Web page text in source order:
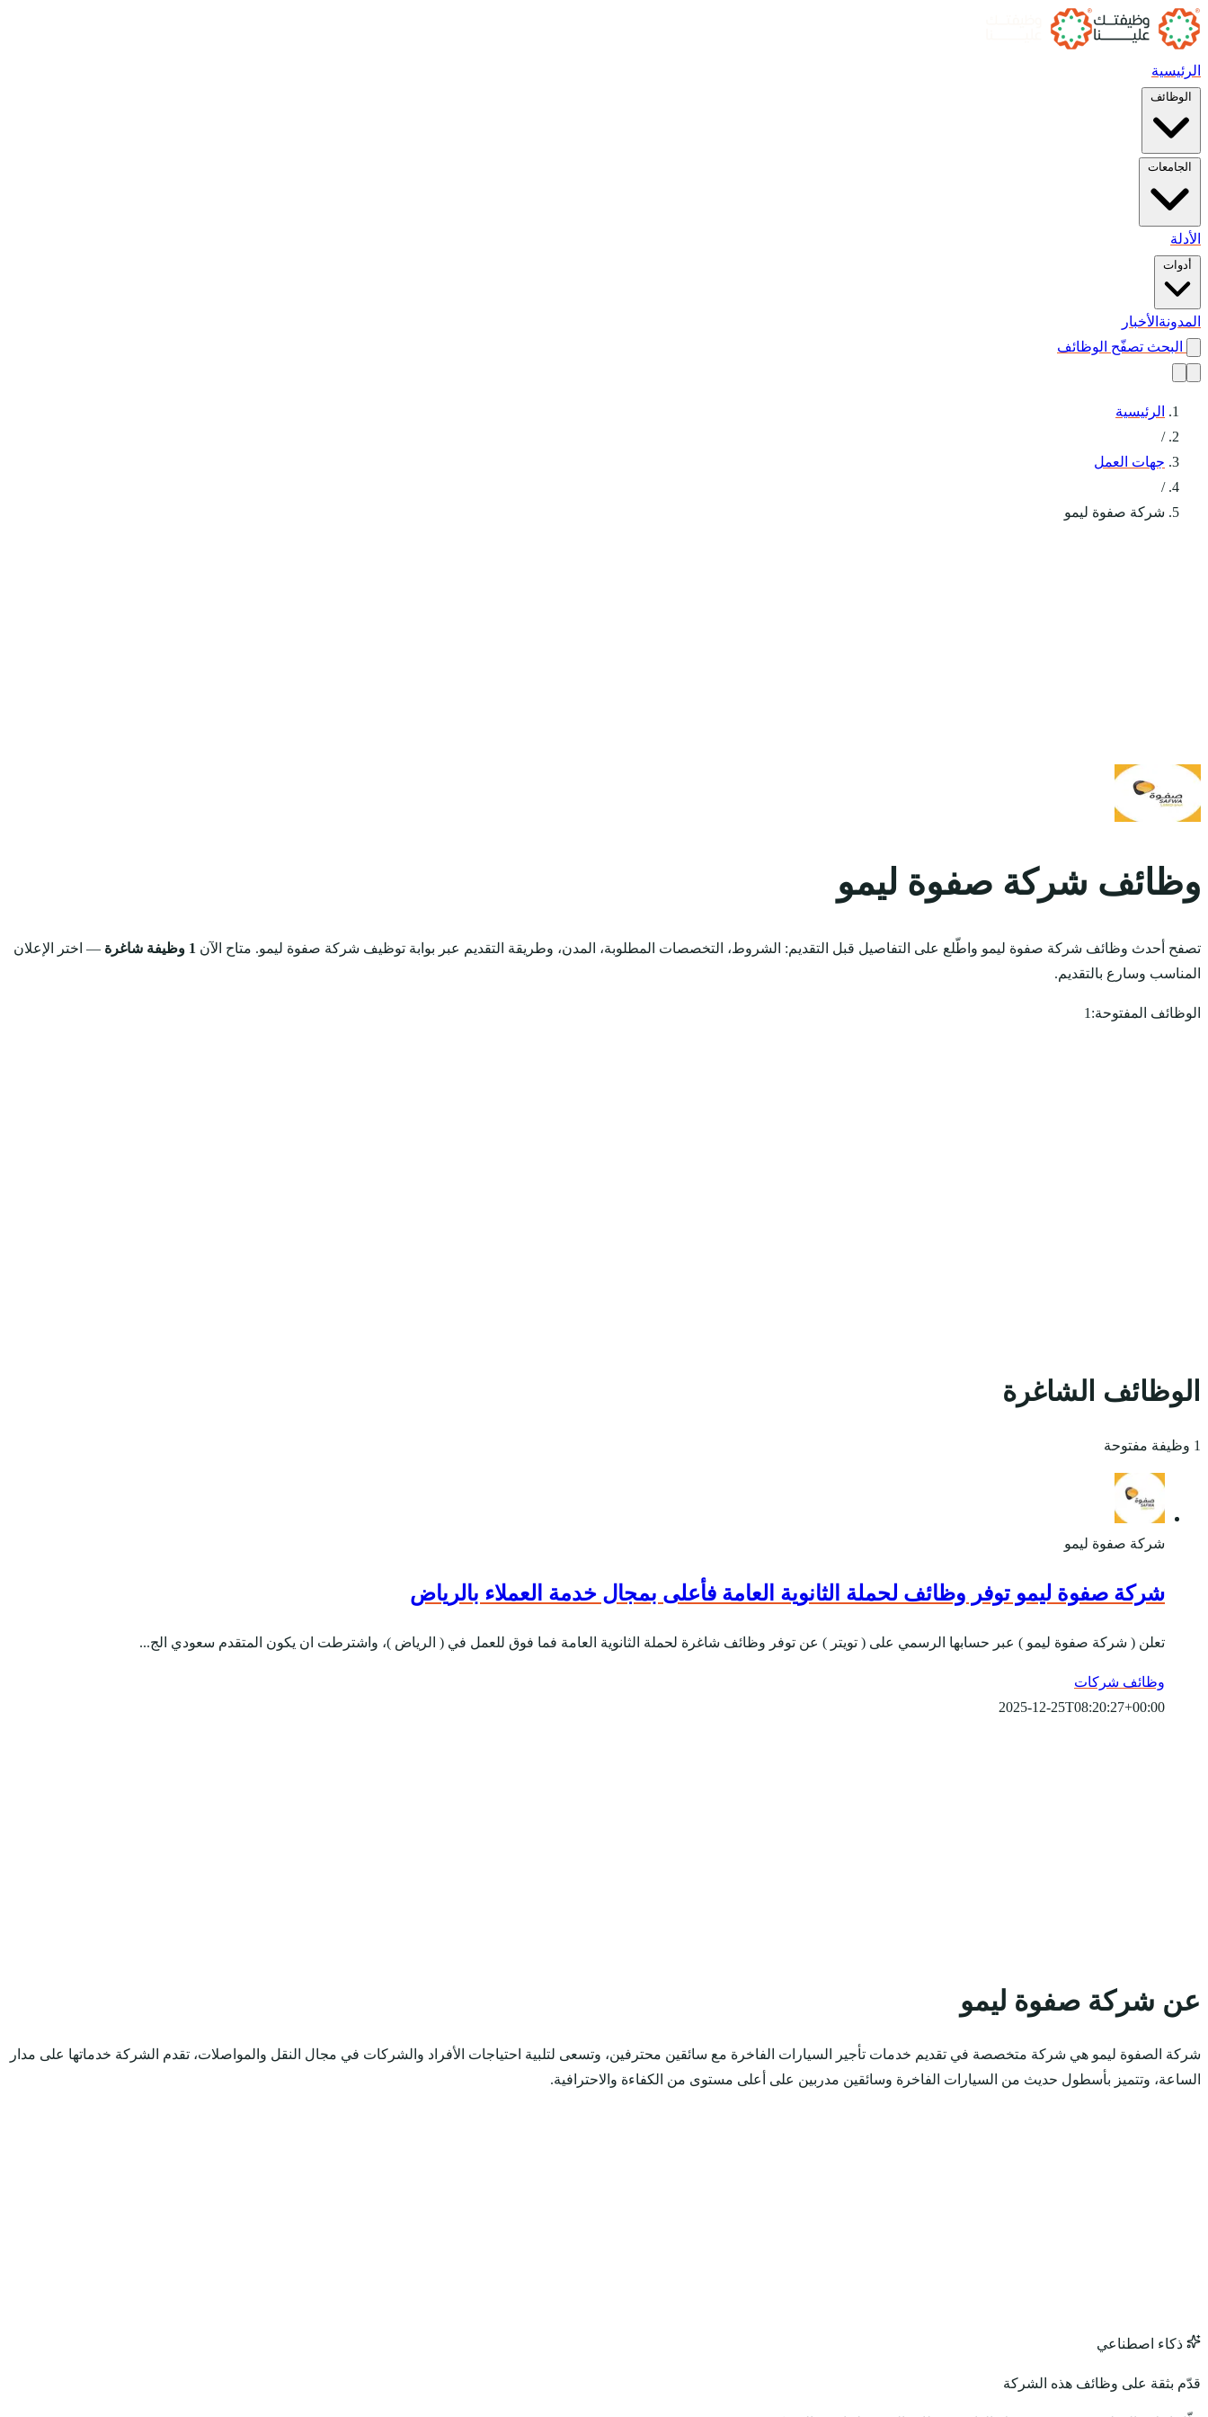
الرئيسية
الوظائف
الجامعات
الأدلة
أدوات
المدونة الأخبار
البحث تصفّح الوظائف
الرئيسية
/
جهات العمل
/
شركة صفوة ليمو
وظائف شركة صفوة ليمو
تصفح أحدث وظائف شركة صفوة ليمو واطّلع على التفاصيل قبل التقديم: الشروط، التخصصات المطلوبة، المدن، وطريقة التقديم عبر بوابة توظيف شركة صفوة ليمو. متاح الآن 1 وظيفة شاغرة
— اختر الإعلان
المناسب وسارع بالتقديم.
الوظائف المفتوحة: 1
الوظائف الشاغرة
1 وظيفة مفتوحة
شركة صفوة ليمو
شركة صفوة ليمو توفر وظائف لحملة الثانوية العامة فأعلى بمجال خدمة العملاء بالرياض
تعلن ( شركة صفوة ليمو ) عبر حسابها الرسمي على ( تويتر ) عن توفر وظائف شاغرة لحملة الثانوية العامة فما فوق للعمل في ( الرياض )، واشترطت ان يكون المتقدم سعودي الج...
وظائف شركات
2025-12-25T08:20:27+00:00
عن شركة صفوة ليمو
شركة الصفوة ليمو هي شركة متخصصة في تقديم خدمات تأجير السيارات الفاخرة مع سائقين محترفين، وتسعى لتلبية احتياجات الأفراد والشركات في مجال النقل والمواصلات، تقدم الشركة خدماتها على مدار
الساعة، وتتميز بأسطول حديث من السيارات الفاخرة وسائقين مدربين على أعلى مستوى من الكفاءة والاحترافية.
ذكاء اصطناعي
قدّم بثقة على وظائف هذه الشركة